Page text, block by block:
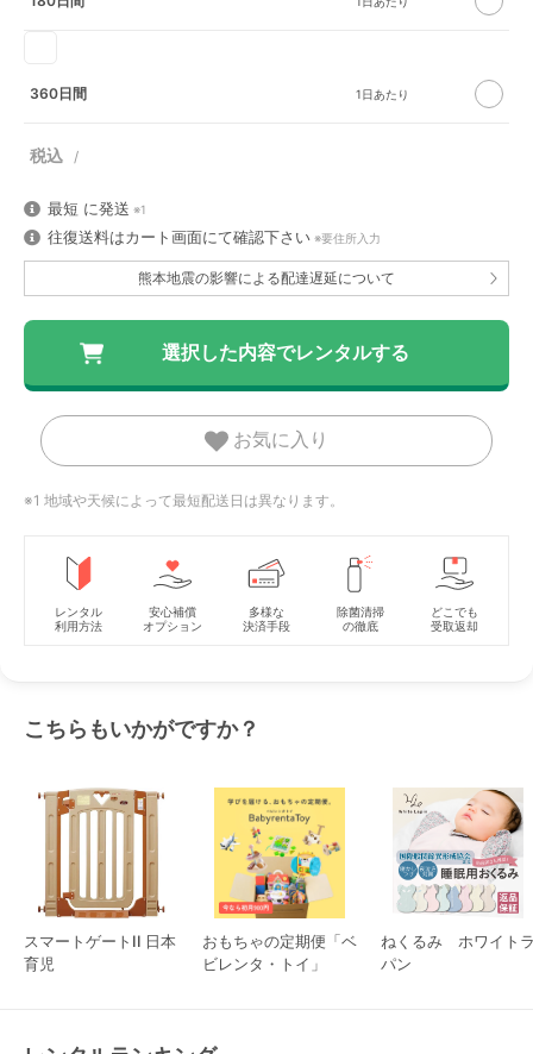
360日間
最短 に発送 ※1
往復送料はカート画面にて確認下さい ※要住所入力
熊本地震の影響による配達遅延について
お気に入り
※1 地域や天候によって最短配送日は異なります。
レンタル
利用方法
安心補償
オプション
多様な
決済手段
除菌清掃
の徹底
どこでも
受取返却
こちらもいかがですか？
スマートゲートII 日本
育児
おもちゃの定期便「ベ
ビレンタ・トイ」
ねくるみ ホワイト
パン